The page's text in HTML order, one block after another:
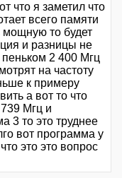
что я заметил что
всего памяти
мощную то будет
и разницы не
2 400 Мгц
на частоту
к примеру
а вот то что
Мгц и
3 то это труднее
вот программа у
это это вопрос